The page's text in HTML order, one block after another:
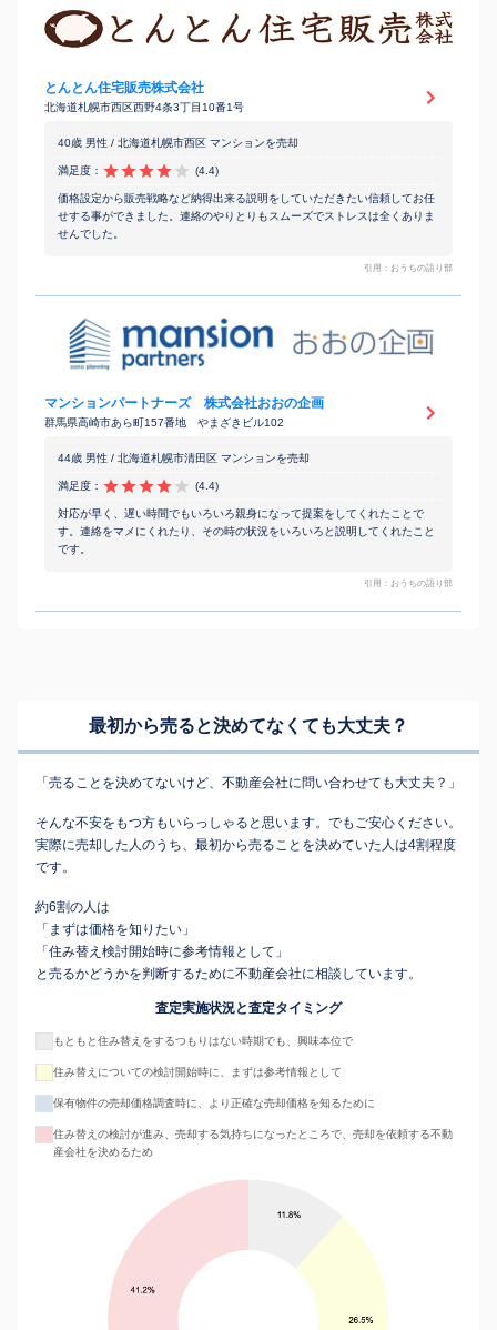
とんとん住宅販売株式会社
北海道札幌市西区西野4条3丁目10番1号
40歳 男性 / 北海道札幌市西区 マンションを売却
満足度： (4.4)
価格設定から販売戦略など納得出来る説明をしていただきたい信頼してお任
せする事ができました。連絡のやりとりもスムーズでストレスは全くありま
せんでした。
引用：おうちの語り部
マンションパートナーズ 株式会社おおの企画
群馬県高崎市あら町157番地 やまざきビル102
44歳 男性 / 北海道札幌市清田区 マンションを売却
満足度： (4.4)
対応が早く、遅い時間でもいろいろ親身になって提案をしてくれたことで
す。連絡をマメにくれたり、その時の状況をいろいろと説明してくれたこと
です。
引用：おうちの語り部
最初から売ると決めてなくても大丈夫？
「売ることを決めてないけど、不動産会社に問い合わせても大丈夫？」
そんな不安をもつ方もいらっしゃると思います。でもご安心ください。
実際に売却した人のうち、最初から売ることを決めていた人は4割程度
です。
約6割の人は
「まずは価格を知りたい」
「住み替え検討開始時に参考情報として」
と売るかどうかを判断するために不動産会社に相談しています。
査定実施状況と査定タイミング
もともと住み替えをするつもりはない時期でも、興味本位で
住み替えについての検討開始時に、まずは参考情報として
保有物件の売却価格調査時に、より正確な売却価格を知るために
住み替えの検討が進み、売却する気持ちになったところで、売却を依頼する不動
産会社を決めるため